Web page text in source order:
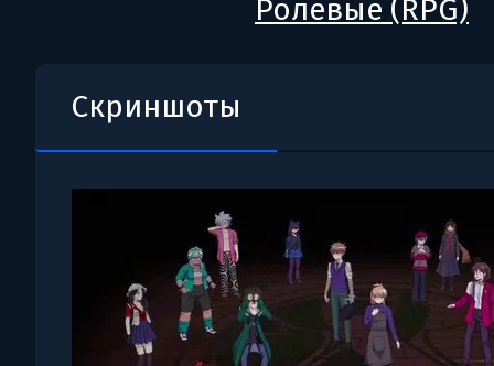
Ролевые (RPG)
Скриншоты